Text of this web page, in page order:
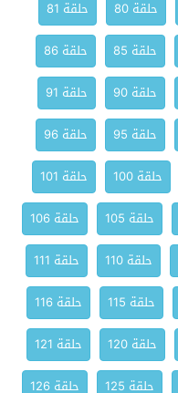
حلقة 80
حلقة 81
حلقة 85
حلقة 86
حلقة 90
حلقة 91
حلقة 95
حلقة 96
حلقة 100
حلقة 101
حلقة 105
حلقة 106
حلقة 110
حلقة 111
حلقة 115
حلقة 116
حلقة 120
حلقة 121
حلقة 125
حلقة 126